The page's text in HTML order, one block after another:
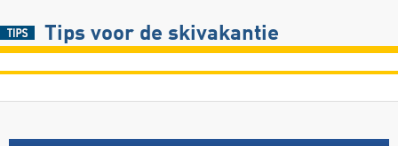
Tips voor de skivakantie